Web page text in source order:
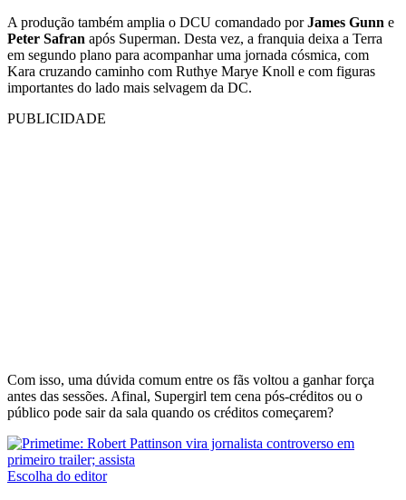
A produção também amplia o DCU comandado porJames Gunn e
Peter Safran após Superman. Desta vez, a franquia deixa a Terra
em segundo plano para acompanhar uma jornada cósmica, com
Kara cruzando caminho com Ruthye Marye Knoll e com figuras
importantes do lado mais selvagem da DC.
PUBLICIDADE
Com isso, uma dúvida comum entre os fãs voltou a ganhar força
antes das sessões. Afinal, Supergirl tem cena pós-créditos ou o
público pode sair da sala quando os créditos começarem?
Escolha do editor